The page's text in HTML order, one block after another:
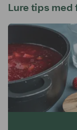
Lure tips med